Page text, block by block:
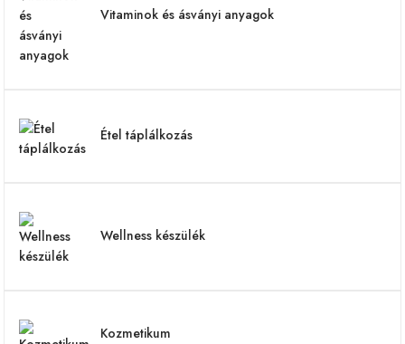
Vitaminok és ásványi anyagok
Étel táplálkozás
Wellness készülék
Kozmetikum